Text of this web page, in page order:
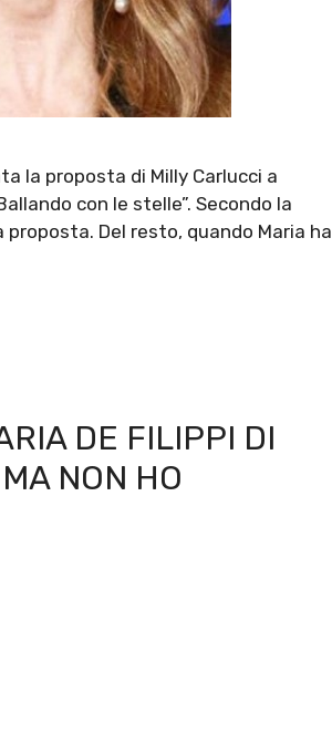
la proposta di Milly Carlucci a
con le stelle”. Secondo la
Del resto, quando Maria ha
DE FILIPPI DI
NON HO